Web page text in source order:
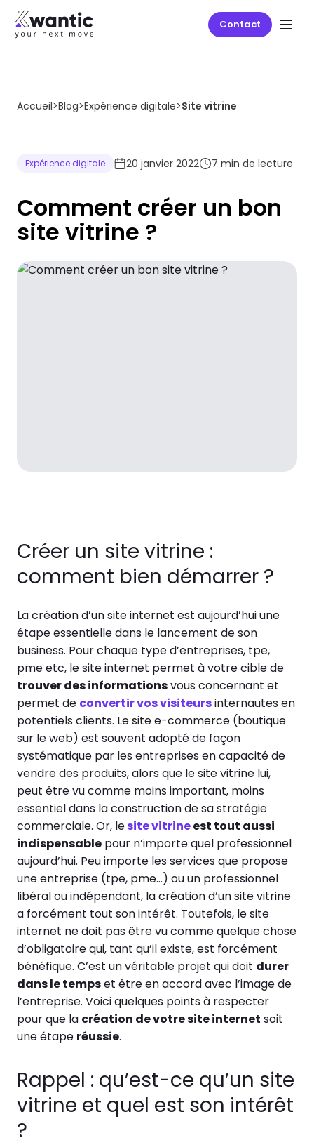
Contact
Accueil>Blog>Expérience digitale>Site vitrine
Expérience digitale 20 janvier 2022 7 min de lecture
Comment créer un bon
site vitrine ?
Créer un site vitrine :
comment bien démarrer ?
La création d’un site internet est aujourd’hui une
étape essentielle dans le lancement de son
business. Pour chaque type d’entreprises, tpe,
pme etc, le site internet permet à votre cible de
trouver des informationsvous concernant et
permet de convertir vos visiteursinternautes en
potentiels clients. Le site e-commerce (boutique
sur le web) est souvent adopté de façon
systématique par les entreprises en capacité de
vendre des produits, alors que le site vitrine lui,
peut être vu comme moins important, moins
essentiel dans la construction de sa stratégie
commerciale. Or, lesite vitrineest tout aussi
indispensable pour n’importe quel professionnel
aujourd’hui. Peu importe les services que propose
une entreprise (tpe, pme…) ou un professionnel
libéral ou indépendant, la création d’un site vitrine
a forcément tout son intérêt. Toutefois, le site
internet ne doit pas être vu comme quelque chose
d’obligatoire qui, tant qu’il existe, est forcément
bénéfique. C’est un véritable projet qui doit durer
dans le tempset être en accord avec l’image de
l’entreprise. Voici quelques points à respecter
pour que la création de votre site internet soit
une étape réussie.
Rappel : qu’est-ce qu’un site
vitrine et quel est son intérêt
?